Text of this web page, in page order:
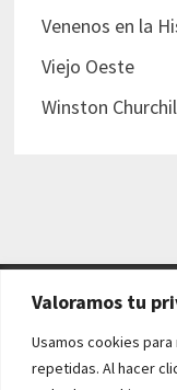
Valoramos tu
Usamos cookies
repetidas. Al hacer
Venenos en la
Viejo Oeste
Winston
AVISO LEGAL Y